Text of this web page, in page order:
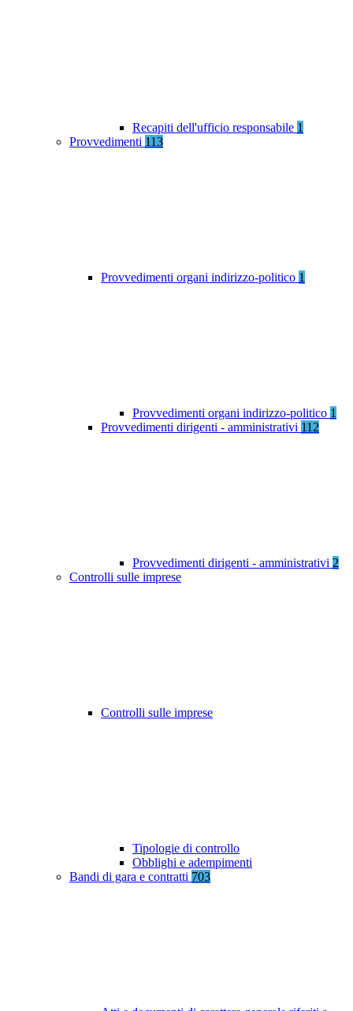
Recapiti dell'ufficio responsabile 1
Provvedimenti 113
Provvedimenti organi indirizzo-politico 1
Provvedimenti organi indirizzo-politico 1
Provvedimenti dirigenti - amministrativi 112
Provvedimenti dirigenti - amministrativi 2
Controlli sulle imprese
Controlli sulle imprese
Tipologie di controllo
Obblighi e adempimenti
Bandi di gara e contratti 703